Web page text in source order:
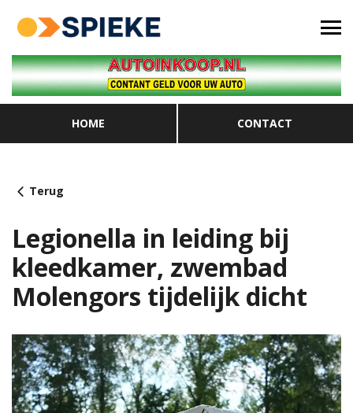
HOME CONTACT
Terug
Legionella in leiding bij
kleedkamer, zwembad
Molengors tijdelijk dicht